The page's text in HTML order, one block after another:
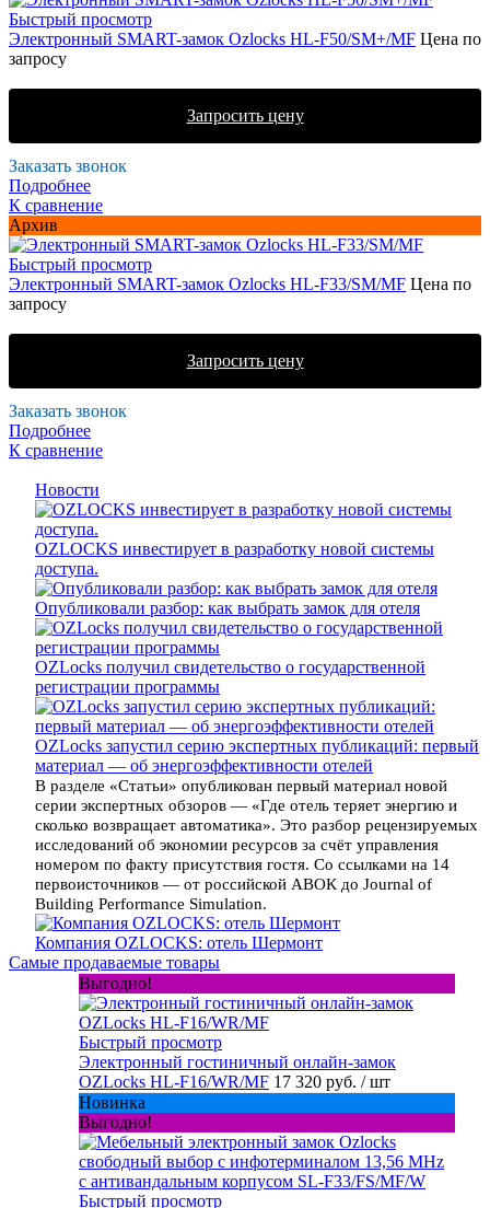
Быстрый просмотр
Электронный SMART-замок Ozlocks HL-F50/SM+/MF Цена по
запросу
Запросить цену
Заказать звонок
Подробнее
К сравнение
Архив
Быстрый просмотр
Электронный SMART-замок Ozlocks HL-F33/SM/MF Цена по
запросу
Запросить цену
Заказать звонок
Подробнее
К сравнение
Новости
OZLOCKS инвестирует в разработку новой системы
доступа.
Опубликовали разбор: как выбрать замок для отеля
OZLocks получил свидетельство о государственной
регистрации программы
OZLocks запустил серию экспертных публикаций: первый
материал — об энергоэффективности отелей
В разделе «Статьи» опубликован первый материал новой
серии экспертных обзоров — «Где отель теряет энергию и
сколько возвращает автоматика». Это разбор рецензируемых
исследований об экономии ресурсов за счёт управления
номером по факту присутствия гостя. Со ссылками на 14
первоисточников — от российской АВОК до Journal of
Building Performance Simulation.
Компания OZLOCKS: отель Шермонт
Самые продаваемые товары
Выгодно!
Быстрый просмотр
Электронный гостиничный онлайн-замок
OZLocks HL-F16/WR/MF 17 320 руб. / шт
Новинка
Выгодно!
Быстрый просмотр